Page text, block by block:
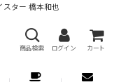
スター 橋本和也
商品検索 ログイン カート